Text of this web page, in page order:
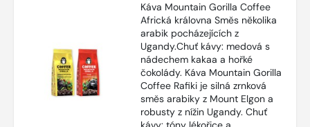
Káva Mountain Gorilla Coffee
Africká královna Směs několika
arabik pocházejících z
Ugandy.Chuť kávy: medová s
nádechem kakaa a hořké
čokolády. Káva Mountain Gorilla
Coffee Rafiki je silná zrnková
směs arabiky z Mount Elgon a
robusty z nížin Ugandy. Chuť